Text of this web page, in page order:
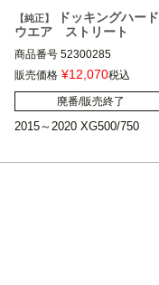
【純正】
ドッキングハード
ウエア ストリート
商品番号52300285
※XG750Aは不可
販売価格 ¥12,070税込
廃番/販売終了
2015～2020 XG500/750